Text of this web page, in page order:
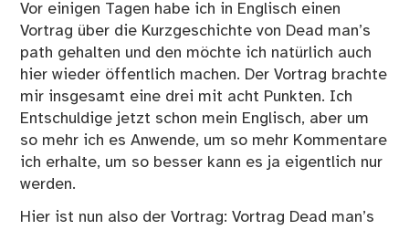
Vor einigen Tagen habe ich in Englisch einen
Vortrag über die Kurzgeschichte von Dead man’s
path gehalten und den möchte ich natürlich auch
hier wieder öffentlich machen. Der Vortrag brachte
mir insgesamt eine drei mit acht Punkten. Ich
Entschuldige jetzt schon mein Englisch, aber um
so mehr ich es Anwende, um so mehr Kommentare
ich erhalte, um so besser kann es ja eigentlich nur
werden.
Hier ist nun also der Vortrag:Vortrag Dead man’s